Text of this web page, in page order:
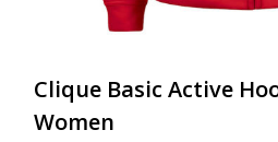
Clique Basic Active
Women